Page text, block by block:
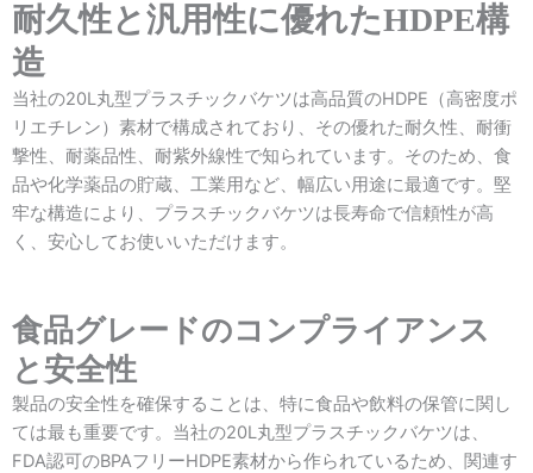
耐久性と汎用性に優れたHDPE構
造
当社の20L丸型プラスチックバケツは高品質のHDPE（高密度ポ
リエチレン）素材で構成されており、その優れた耐久性、耐衝
撃性、耐薬品性、耐紫外線性で知られています。そのため、食
品や化学薬品の貯蔵、工業用など、幅広い用途に最適です。堅
牢な構造により、プラスチックバケツは長寿命で信頼性が高
く、安心してお使いいただけます。
食品グレードのコンプライアンス
と安全性
製品の安全性を確保することは、特に食品や飲料の保管に関し
ては最も重要です。当社の20L丸型プラスチックバケツは、
FDA認可のBPAフリーHDPE素材から作られているため、関連す